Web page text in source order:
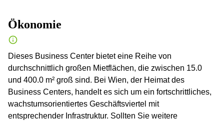
Ökonomie
Dieses Business Center bietet eine Reihe von
durchschnittlich großen Mietflächen, die zwischen 15.0
und 400.0 m² groß sind. Bei Wien, der Heimat des
Business Centers, handelt es sich um ein fortschrittliches,
wachstumsorientiertes Geschäftsviertel mit
entsprechender Infrastruktur. Sollten Sie weitere